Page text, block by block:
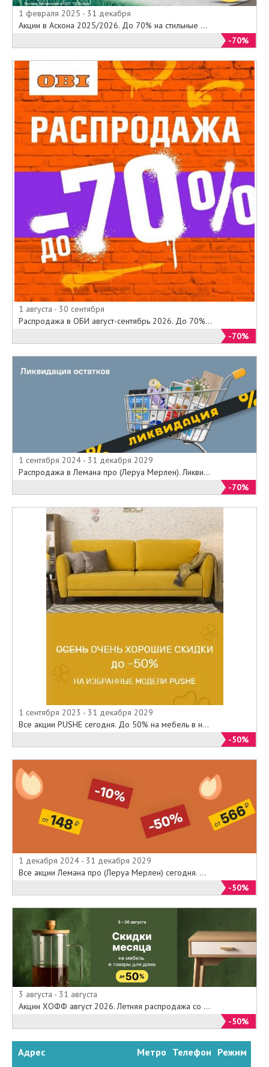
1 февраля 2025 - 31 декабря
Акции в Аскона 2025/2026. До 70% на стильные ...
-70%
1 августа - 30 сентября
Распродажа в ОБИ август-сентябрь 2026. До 70%...
-70%
1 сентября 2024 - 31 декабря 2029
Распродажа в Лемана про (Леруа Мерлен). Ликви...
-70%
1 сентября 2023 - 31 декабря 2029
Все акции PUSHE сегодня. До 50% на мебель в н...
-50%
1 декабря 2024 - 31 декабря 2029
Все акции Лемана про (Леруа Мерлен) сегодня. ...
-50%
3 августа - 31 августа
Акции ХОФФ август 2026. Летняя распродажа со ...
-50%
Адрес Метро Телефон Режим